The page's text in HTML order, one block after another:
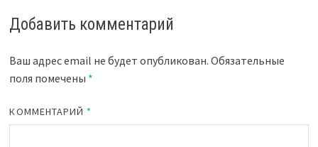
Добавить комментарий
Ваш адрес email не будет опубликован. Обязательные
поля помечены *
КОММЕНТАРИЙ *